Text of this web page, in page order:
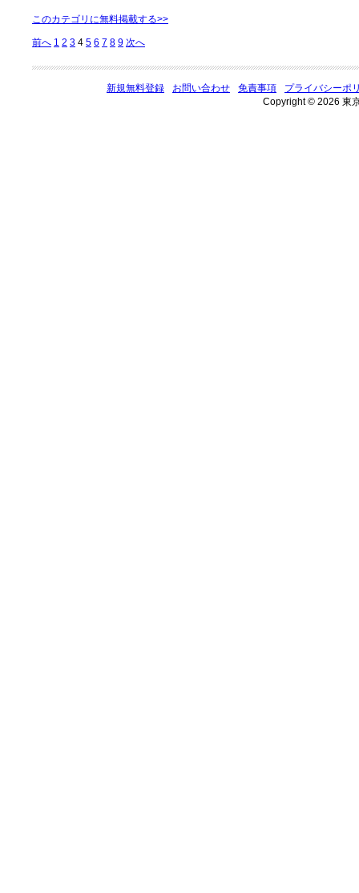
このカテゴリに無料掲載する>>
前へ 1 2 3 4 5 6 7 8 9 次へ
新規無料登録 お問い合わせ 免責事項
プライバシーポ
Copyright © 2026 東